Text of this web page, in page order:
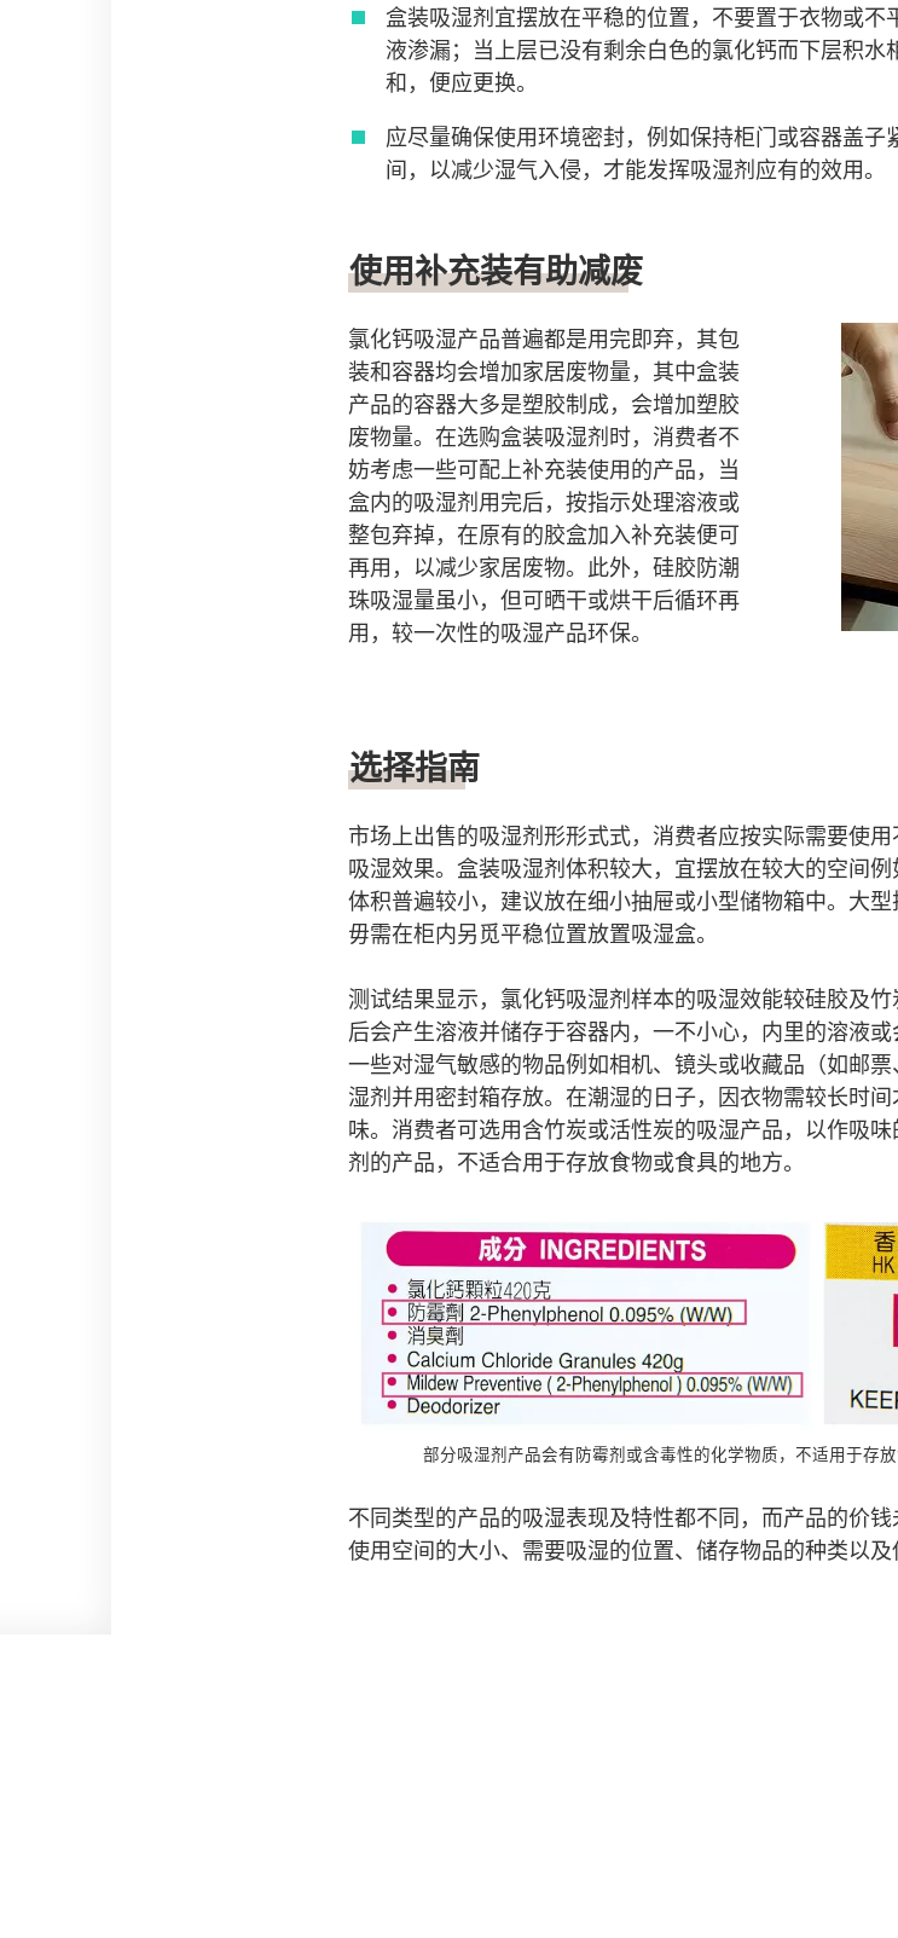
盒装吸湿剂宜摆放在平稳的位置，不要置于衣物或
液渗漏；当上层已没有剩余白色的氯化钙而下层积
和，便应更换。
应尽量确保使用环境密封，例如保持柜门或容器盖
间，以减少湿气入侵，才能发挥吸湿剂应有的效用。
使用补充装有助减废
氯化钙吸湿产品普遍都是用完即弃，其包
装和容器均会增加家居废物量，其中盒装
产品的容器大多是塑胶制成，会增加塑胶
废物量。在选购盒装吸湿剂时，消费者不
妨考虑一些可配上补充装使用的产品，当
盒内的吸湿剂用完后，按指示处理溶液或
整包弃掉，在原有的胶盒加入补充装便可
再用，以减少家居废物。此外，硅胶防潮
珠吸湿量虽小，但可晒干或烘干后循环再
用，较一次性的吸湿产品环保。
选择指南
市场上出售的吸湿剂形形式式，消费者应按实际需要使
吸湿效果。盒装吸湿剂体积较大，宜摆放在较大的空间
体积普遍较小，建议放在细小抽屉或小型储物箱中。大型
毋需在柜内另觅平稳位置放置吸湿盒。
测试结果显示，氯化钙吸湿剂样本的吸湿效能较硅胶及
后会产生溶液并储存于容器内，一不小心，内里的溶液
一些对湿气敏感的物品例如相机、镜头或收藏品（如邮
湿剂并用密封箱存放。在潮湿的日子，因衣物需较长时
味。消费者可选用含竹炭或活性炭的吸湿产品，以作吸
剂的产品，不适合用于存放食物或食具的地方。
部分吸湿剂产品会有防霉剂或含毒性的化学物质，不适用于存
不同类型的产品的吸湿表现及特性都不同，而产品的价
使用空间的大小、需要吸湿的位置、储存物品的种类以及